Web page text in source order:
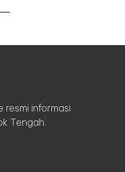
resmi informasi
Tengah.